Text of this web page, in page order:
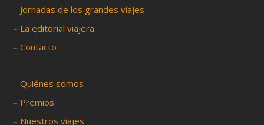
– Jornadas de los grandes viajes
– La editorial viajera
–Contacto
–Quiénes somos
– Premios
– Nuestros viajes